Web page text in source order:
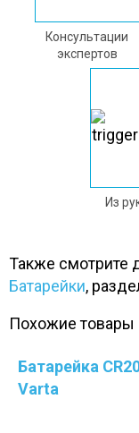
Консультации
экспертов
Из
Также смотрите
Батарейки,
Похожие товары
Батарейка
Varta